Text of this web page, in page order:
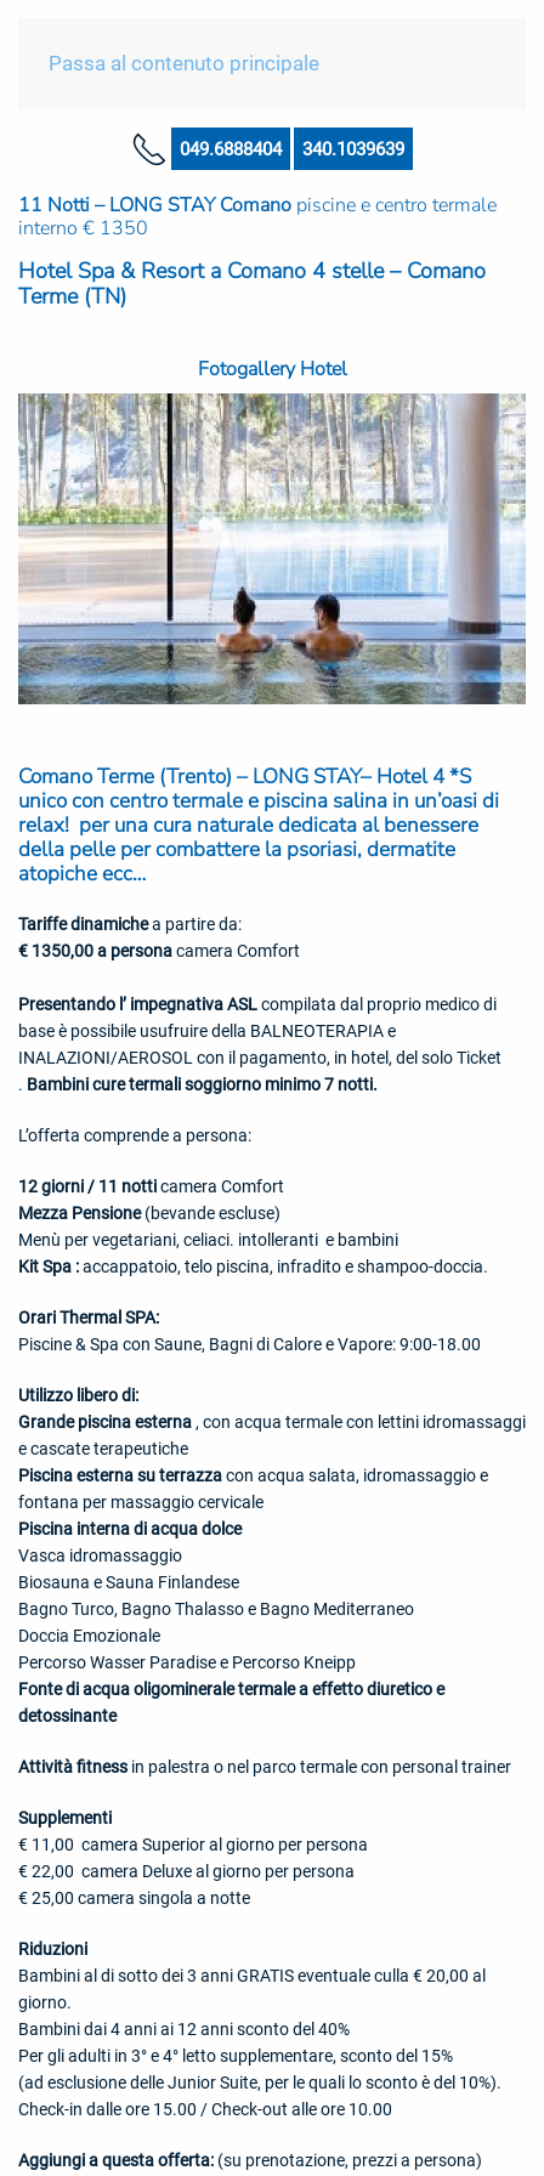
Passa al contenuto principale
049.6888404 340.1039639
11 Notti – LONG STAY Comano piscine e centro termale
interno € 1350
Hotel Spa & Resort a Comano 4 stelle – Comano
Terme (TN)
Fotogallery Hotel
Comano Terme (Trento) – LONG STAY– Hotel 4 *S
unico con centro termale e piscina salina in un’oasi di
relax! per unacura naturale dedicata al benessere
della pelle per combattere la psoriasi, dermatite
atopicheecc…
Tariffe dinamichea partire da:
€ 1350,00 a personacamera Comfort
Presentando l’ impegnativa ASLcompilata dal proprio medico di
base è possibile usufruire della BALNEOTERAPIA e
INALAZIONI/AEROSOL con il pagamento, in hotel, del solo Ticket
. Bambini cure termali soggiorno minimo 7 notti.
L’offerta comprende a persona:
12 giorni / 11 notticamera Comfort
Mezza Pensione(bevande escluse)
Menù per vegetariani, celiaci. intolleranti e bambini
Kit Spa :accappatoio, telo piscina, infradito e shampoo-doccia.
Orari Thermal SPA:
Piscine & Spa con Saune, Bagni di Calore e Vapore: 9:00-18.00
Utilizzo libero di:
Grande piscina esterna, con acqua termale con lettini idromassaggi
e cascate terapeutiche
Piscina esterna su terrazzacon acqua salata, idromassaggio e
fontana per massaggio cervicale
Piscina interna di acqua dolce
Vasca idromassaggio
Biosauna e Sauna Finlandese
Bagno Turco, Bagno Thalasso e Bagno Mediterraneo
Doccia Emozionale
Percorso Wasser Paradise e Percorso Kneipp
Fonte di acqua oligominerale termale a effetto diuretico e
detossinante
Attività fitness in palestra o nel parco termale con personal trainer
Supplementi
€ 11,00 camera Superior al giorno per persona
€ 22,00 camera Deluxe al giorno per persona
€ 25,00 camera singola a notte
Riduzioni
Bambini al di sotto dei 3 anni GRATIS eventuale culla € 20,00 al
giorno.
Bambini dai 4 anni ai 12 anni sconto del 40%
Per gli adulti in 3° e 4° letto supplementare, sconto del 15%
(ad esclusione delle Junior Suite, per le quali lo sconto è del 10%).
Check-in dalle ore 15.00 / Check-out alle ore 10.00
Aggiungi a questa offerta: (su prenotazione, prezzi a persona)